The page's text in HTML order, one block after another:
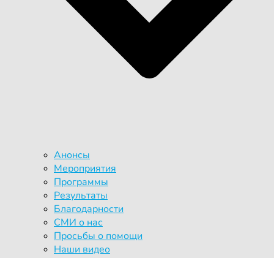
Анонсы
Мероприятия
Программы
Результаты
Благодарности
СМИ о нас
Просьбы о помощи
Наши видео